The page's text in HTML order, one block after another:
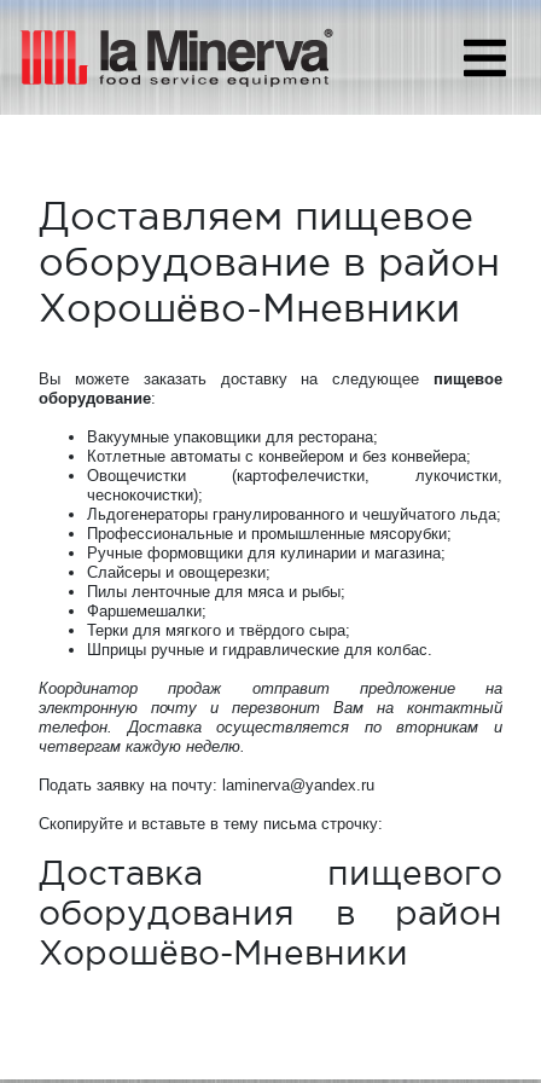
Доставляем пищевое
оборудование в район
Хорошёво-Мневники
Вы можете заказать доставку на следующее пищевое
оборудование:
Вакуумные упаковщики для ресторана;
Котлетные автоматы с конвейером и без конвейера;
Овощечистки (картофелечистки, лукочистки,
чеснокочистки);
Льдогенераторы гранулированного и чешуйчатого льда;
Профессиональные и промышленные мясорубки;
Ручные формовщики для кулинарии и магазина;
Слайсеры и овощерезки;
Пилы ленточные для мяса и рыбы;
Фаршемешалки;
Терки для мягкого и твёрдого сыра;
Шприцы ручные и гидравлические для колбас.
Координатор продаж отправит предложение на
электронную почту и перезвонит Вам на контактный
телефон. Доставка осуществляется по вторникам и
четвергам каждую неделю.
Подать заявку на почту: laminerva@yandex.ru
Скопируйте и вставьте в тему письма строчку:
Доставка пищевого
оборудования в район
Хорошёво-Мневники